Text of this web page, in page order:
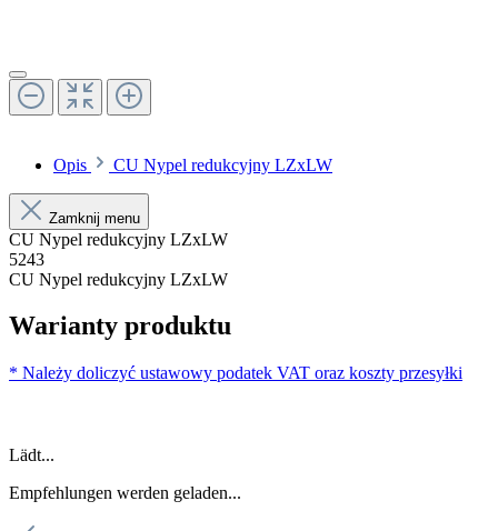
Opis CU Nypel redukcyjny LZxLW
Zamknij menu
CU Nypel redukcyjny LZxLW
5243
CU Nypel redukcyjny LZxLW
Warianty produktu
* Należy doliczyć ustawowy podatek VAT oraz koszty przesyłki
Lädt...
Empfehlungen werden geladen...